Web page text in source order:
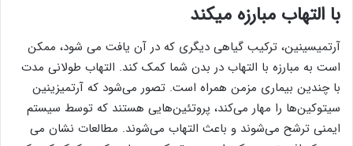
با التهاب مبارزه میکند
آرتمیسینین، ترکیب گیاهی دیگری که در آن یافت می شود، ممکن
است به مبارزه با التهاب در بدن شما کمک کند. التهاب طولانی مدت
با چندین بیماری مزمن همراه است. تصور می‌شود که آرتمیزینین
سیتوکین‌ها را مهار می‌کند، پروتئین‌هایی هستند که توسط سیستم
ایمنی ترشح می‌شوند و باعث التهاب می‌شوند. مطالعات نشان می